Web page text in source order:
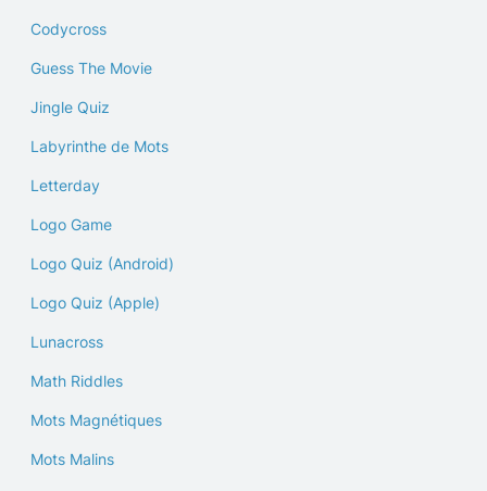
Codycross
Guess The Movie
Jingle Quiz
Labyrinthe de Mots
Letterday
Logo Game
Logo Quiz (Android)
Logo Quiz (Apple)
Lunacross
Math Riddles
Mots Magnétiques
Mots Malins